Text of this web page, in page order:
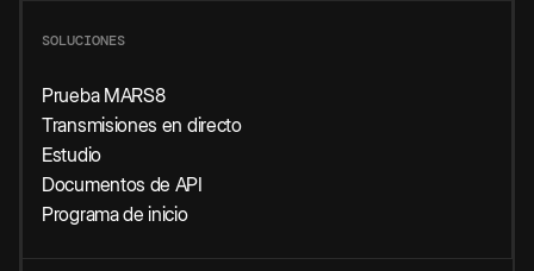
SOLUCIONES
Prueba MARS8
Transmisiones en directo
Estudio
Documentos de API
Programa de inicio